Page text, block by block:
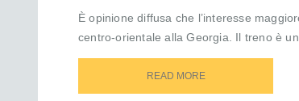
È opinione diffusa che l’interesse
centro-orientale alla Georgia. Il treno è
READ MORE